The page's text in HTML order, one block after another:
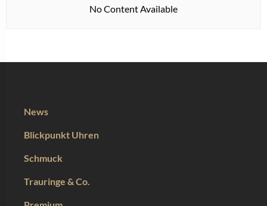
No Content Available
News
Blickpunkt Uhren
Schmuck
Trauringe & Co.